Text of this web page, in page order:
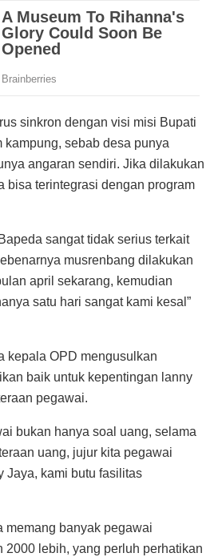
sinkron dengan visi misi Bupati
sebab desa punya
angaran sendiri. Jika dilakukan
bisa terintegrasi dengan program
sangat tidak serius terkait
musrenbang dilakukan
april sekarang, kemudian
satu hari sangat kami kesal”
kepala OPD mengusulkan
baik untuk kepentingan lanny
pegawai.
bukan hanya soal uang, selama
uang, jujur kita pegawai
Jaya, kami butu fasilitas
memang banyak pegawai
2000 lebih, yang perluh perhatikan